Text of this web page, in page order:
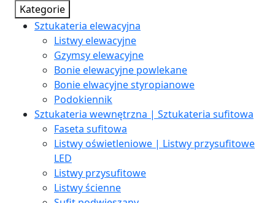
Kategorie
Sztukateria elewacyjna
Listwy elewacyjne
Gzymsy elewacyjne
Bonie elewacyjne powlekane
Bonie elwacyjne styropianowe
Podokiennik
Sztukateria wewnętrzna | Sztukateria sufitowa
Faseta sufitowa
Listwy oświetleniowe | Listwy przysufitowe
LED
Listwy przysufitowe
Listwy ścienne